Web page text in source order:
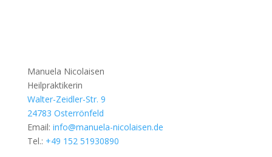
Manuela Nicolaisen
Heilpraktikerin
Walter-Zeidler-Str. 9
24783 Osterrönfeld
Email: info@manuela-nicolaisen.de
Tel.: +49 152 51930890